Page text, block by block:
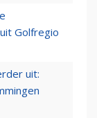
Golfregio
uit: